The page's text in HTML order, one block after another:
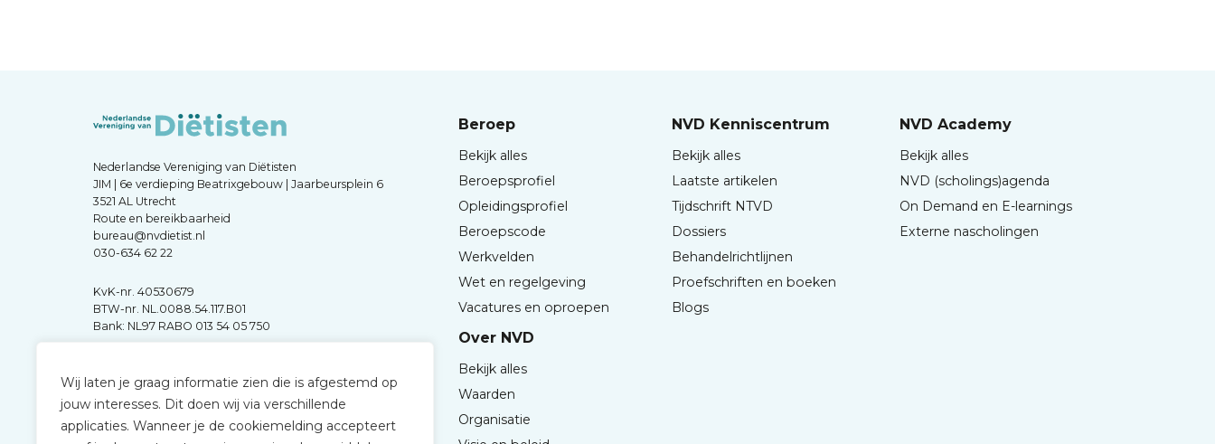
Wij laten je graag informatie zien die is afgestemd op
jouw interesses. Dit doen wij via verschillende
applicaties. Wanneer je de cookiemelding accepteert
Nederlandse Vereniging van Diëtisten
JIM | 6e verdieping Beatrixgebouw | Jaarbeursplein 6
3521 AL Utrecht
Route en bereikbaarheid
bureau@nvdietist.nl
030-634 62 22
KvK-nr. 40530679
BTW-nr. NL.0088.54.117.B01
Bank: NL97 RABO 013 54 05 750
Beroep
Bekijk alles
Beroepsprofiel
Opleidingsprofiel
Beroepscode
Werkvelden
Wet en regelgeving
Vacatures en oproepen
NVD Kenniscentrum
Bekijk alles
Laatste artikelen
Tijdschrift NTVD
Dossiers
Behandelrichtlijnen
Proefschriften en boeken
Blogs
NVD Academy
Bekijk alles
NVD (scholings)agenda
On Demand en E-learnings
Externe nascholingen
Over NVD
Bekijk alles
Waarden
Organisatie